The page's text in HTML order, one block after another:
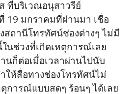
ที่บริเวณอนุสาวรีย์
19 มกราคมที่ผ่านมา เชื่อ
สถานีโทรทัศน์ช่องต่างๆ ไม่มี
นช่วงที่เกิดเหตุการณ์เลย
นก็ต่อเมื่อเวลาผ่านไปนับ
ให้สื่อทางช่องโทรทัศน์ไม่
การณ์แบบสดๆ ร้อนๆ ได้เลย